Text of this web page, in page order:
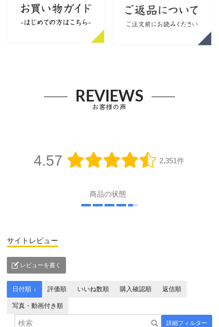
REVIEWS
お客様の声
4.57 2,351件
商品の状態
サイトレビュー
レビューを書く
詳細フィルター
日付順 ↓ 評価順 いいね数順 購入確認順 返信順
写真・動画付き順